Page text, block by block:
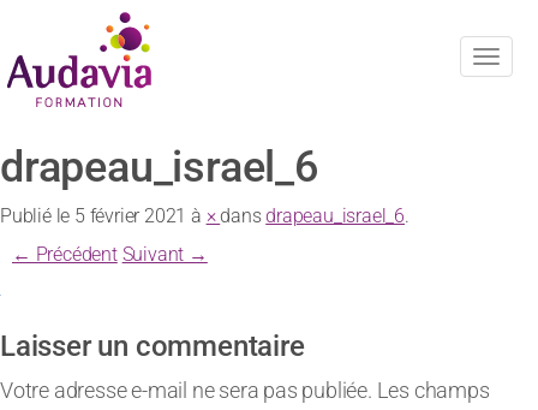
drapeau_israel_6
Publié le 5 février 2021 à ×dansdrapeau_israel_6.
← Précédent Suivant →
Laisser un commentaire
Votre adresse e-mail ne sera pas publiée. Les champs